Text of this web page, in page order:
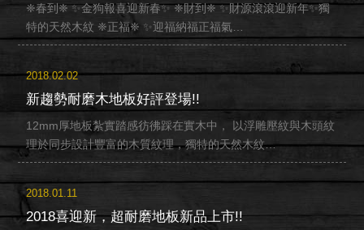
❈春到❈ ✨金狗報喜迎新春✨ ❈財到❈ ✨財源滾滾迎新年✨獨
特的天然木紋 ❈正福❈ ✨迎福納福正福氣…
2018.02.02
新趨勢耐磨木地板好評登場!!
12mm厚地板紮實踏感彷彿踩在實木中， 以浮雕壓紋與木頭紋
理於同步設計豐富的木質紋理，獨特的天然木紋…
2018.01.11
2018喜迎新，超耐磨地板新品上市!!